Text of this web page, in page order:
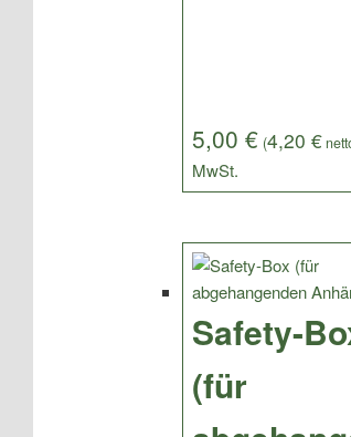
5,00 € (4,20 €
Safety-
(für